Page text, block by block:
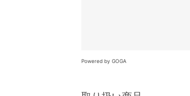
Powered by GOGA